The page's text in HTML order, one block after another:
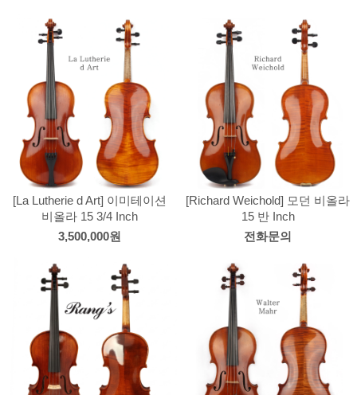
[La Lutherie d Art] 이미테이션
비올라 15 3/4 Inch
3,500,000원
[Richard Weichold] 모던 비올라
15 반 Inch
전화문의